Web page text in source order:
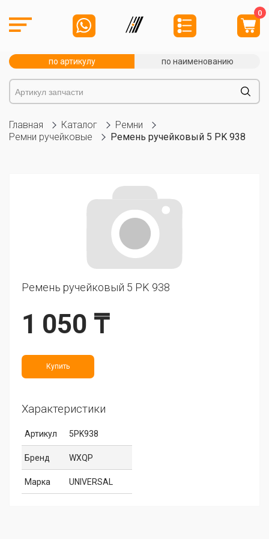
0
по артикулу по наименованию
Главная Каталог
Ремни
Ремни ручейковые
Ремень ручейковый 5 PK 938
Ремень ручейковый 5 PK 938
1 050 ₸
Купить
Характеристики
Артикул 5PK938
Бренд WXQP
Марка UNIVERSAL